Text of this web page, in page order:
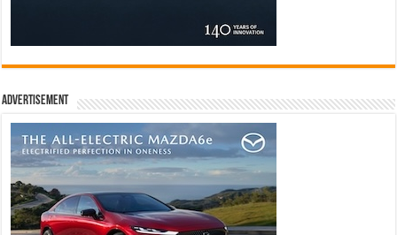
Advertisement